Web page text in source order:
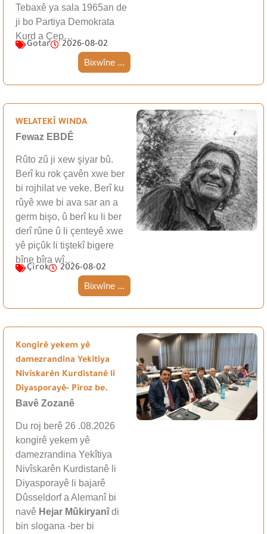
Tebaxê ya sala 1965an de
ji bo Partiya Demokrata
Kurd a Çep…
Gotar 2026-08-02
Bixwîne ...
WELATEKÎ WINDA
Fewaz EBDÊ
Rûto zû ji xew şiyar bû.
Berî ku rok çavên xwe ber
bi rojhilat ve veke. Berî ku
rûyê xwe bi ava sar an a
germ bişo, û berî ku li ber
derî rûne û li çenteyê xwe
yê piçûk li tiştekî bigere
bîne bîra wî…
Çîrok 2026-08-02
Bixwîne ...
Kongirê yekem yê
damezrandina Yekîtiya
Nivîskarên Kurdistanê li
Diyasporayê- Pîroz be.
Bavê Zozanê
Du roj berê 26 .08.2026
kongirê yekem yê
damezrandina Yekîtiya
Nivîskarên Kurdistanê li
Diyasporayê li bajarê
Dûsseldorf a Alemanî bi
navê Hejar Mûkiryanîdi
bin slogana -ber bi